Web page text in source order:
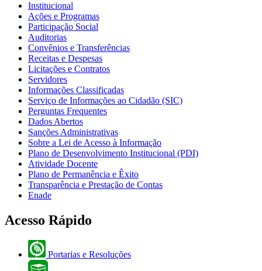
Institucional
Ações e Programas
Participação Social
Auditorias
Convênios e Transferências
Receitas e Despesas
Licitações e Contratos
Servidores
Informações Classificadas
Serviço de Informações ao Cidadão (SIC)
Perguntas Frequentes
Dados Abertos
Sanções Administrativas
Sobre a Lei de Acesso à Informação
Plano de Desenvolvimento Institucional (PDI)
Atividade Docente
Plano de Permanência e Êxito
Transparência e Prestação de Contas
Enade
Acesso Rápido
Portarias e Resoluções